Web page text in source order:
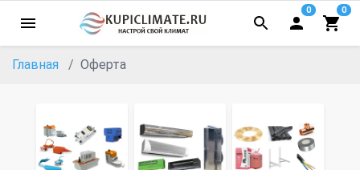
0 0
Главная Оферта